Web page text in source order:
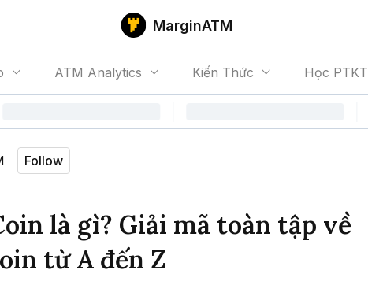
MarginATM
ATM Analytics Kiến Thức Học PTKT
Follow
là gì? Giải mã toàn tập về
từ A đến Z